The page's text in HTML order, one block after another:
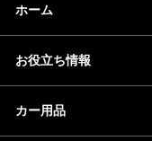
ホーム
お役立ち情報
カー用品